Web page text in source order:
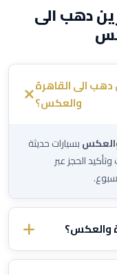
دهب الى
الى القاهرة
والعكس؟
بسيارات حديثة
الحجز عبر
والعكس؟
يختلف حسب الوجهة